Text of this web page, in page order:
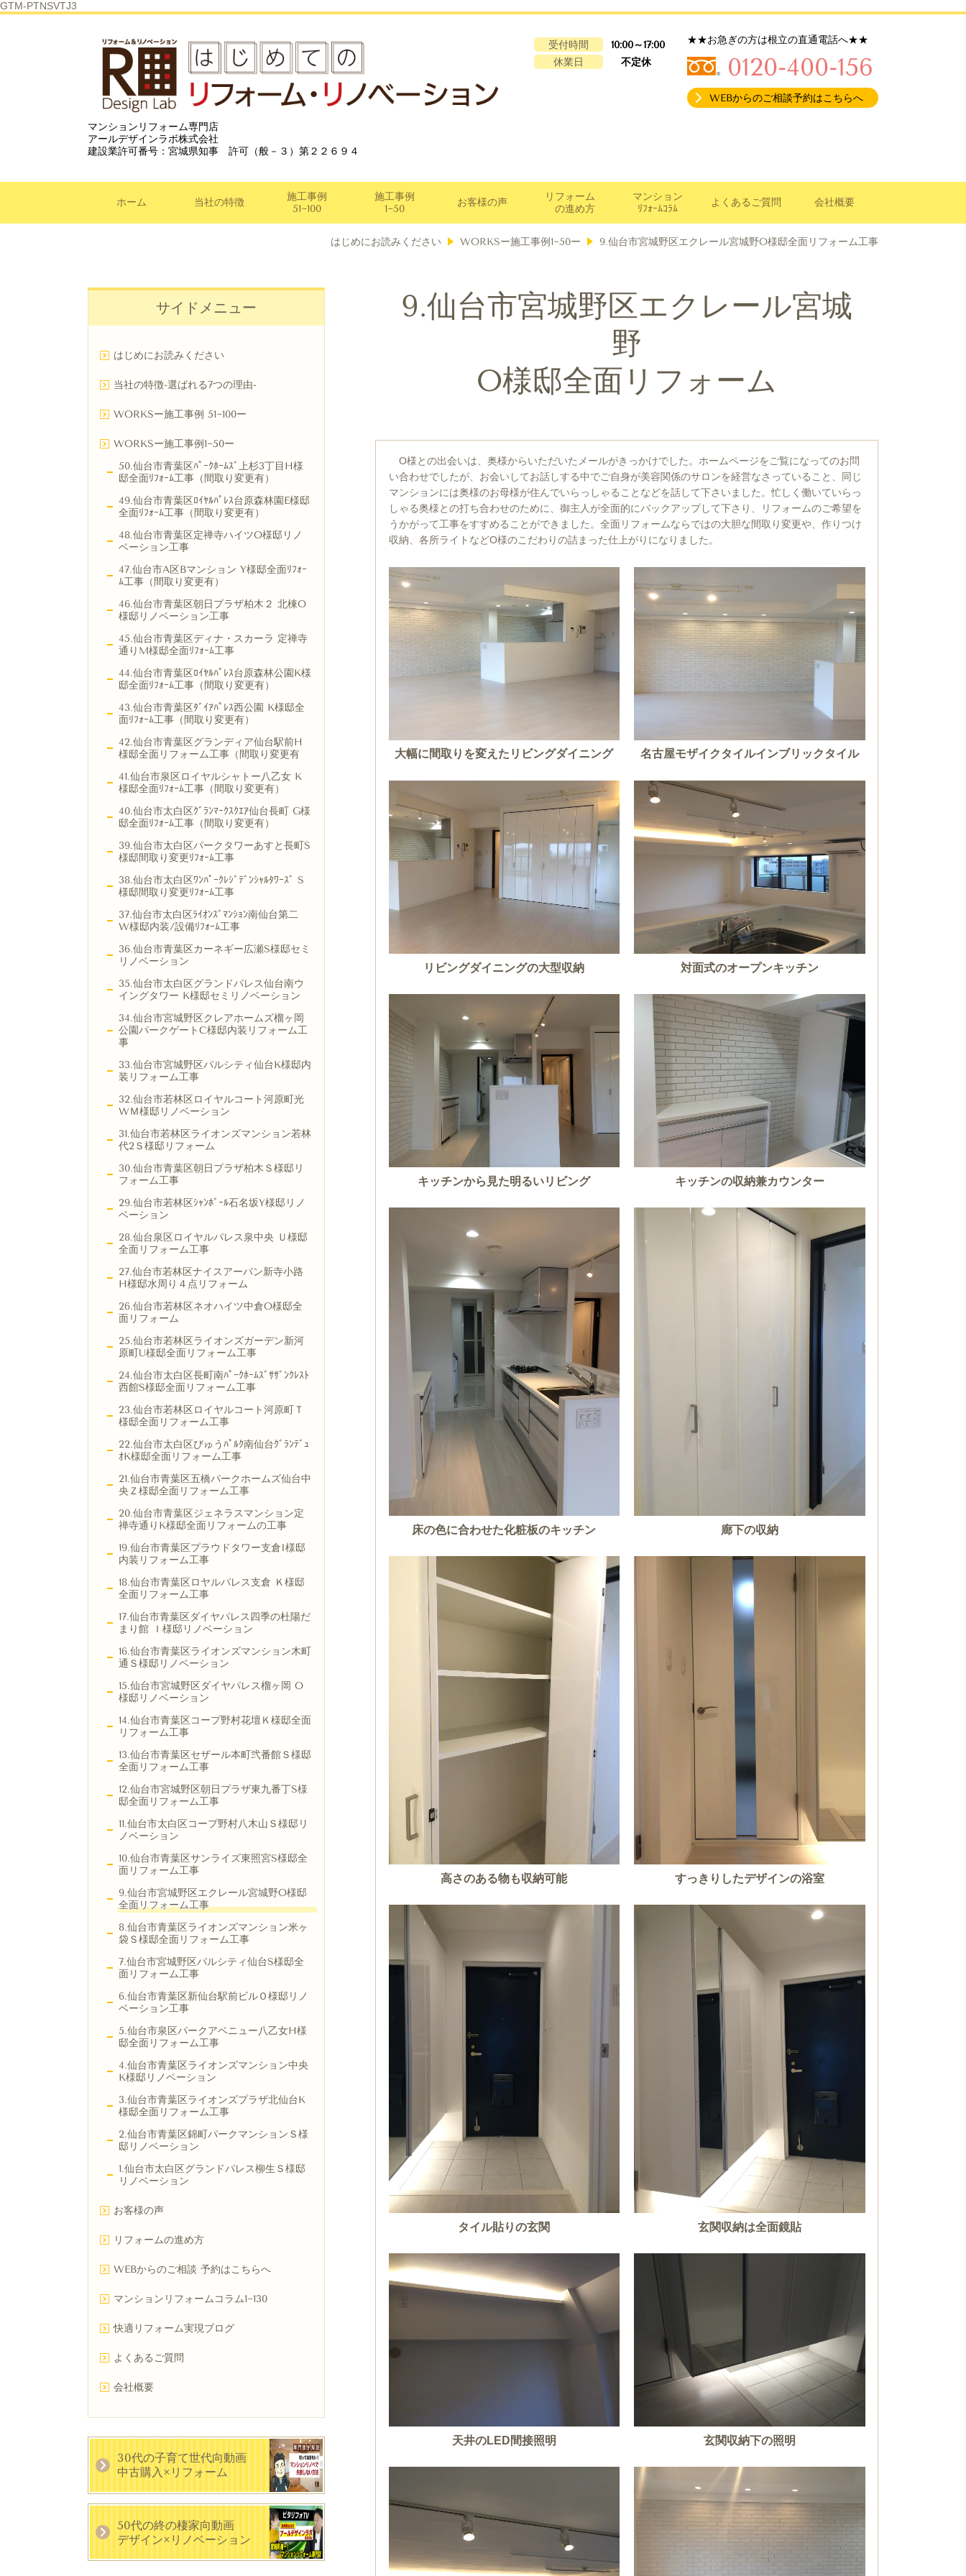
GTM-PTNSVTJ3
マンションリフォーム専門店
アールデザインラボ株式会社
建設業許可番号：宮城県知事 許可（般－３）第２２６９４
受付時間
10:00～17:00
休業日
不定休
★★お急ぎの方は根立の直通電話へ★★
0120-400-156
WEBからのご相談予約はこちらへ
ホーム 当社の特徴
施工事例
51~100
施工事例
1~50
お客様の声
リフォーム
の進め方
マンション
ﾘﾌｫｰﾑｺﾗﾑ
よくあるご質問 会社概要
はじめにお読みください WORKSー施工事例1~50ー 9.仙台市宮城野区エクレール宮城野O様邸全面リフォーム工事
9.仙台市宮城野区エクレール宮城
野
O様邸全面リフォーム
O様との出会いは、奥様からいただいたメールがきっかけでした。ホームページをご覧になってのお問
い合わせでしたが、お会いしてお話しする中でご自身が美容関係のサロンを経営なさっていること、同じ
マンションには奥様のお母様が住んでいらっしゃることなどを話して下さいました。忙しく働いていらっ
しゃる奥様との打ち合わせのために、御主人が全面的にバックアップして下さり、リフォームのご希望を
うかがって工事をすすめることができました。全面リフォームならではの大胆な間取り変更や、作りつけ
収納、各所ライトなどO様のこだわりの詰まった仕上がりになりました。
大幅に間取りを変えたリビングダイニング 名古屋モザイクタイルインブリックタイル
リビングダイニングの大型収納 対面式のオープンキッチン
キッチンから見た明るいリビング キッチンの収納兼カウンター
床の色に合わせた化粧板のキッチン 廊下の収納
高さのある物も収納可能 すっきりしたデザインの浴室
タイル貼りの玄関 玄関収納は全面鏡貼
天井のLED間接照明 玄関収納下の照明
サイドメニュー
はじめにお読みください
当社の特徴-選ばれる7つの理由-
WORKSー施工事例 51~100ー
WORKSー施工事例1~50ー
50.仙台市青葉区ﾊﾟｰｸﾎｰﾑｽﾞ上杉3丁目H様
邸全面ﾘﾌｫｰﾑ工事（間取り変更有）
49.仙台市青葉区ﾛｲﾔﾙﾊﾟﾚｽ台原森林園E様邸
全面ﾘﾌｫｰﾑ工事（間取り変更有）
48.仙台市青葉区定禅寺ハイツO様邸リノ
ベーション工事
47.仙台市A区Bマンション Y様邸全面ﾘﾌｫｰ
ﾑ工事（間取り変更有）
46.仙台市青葉区朝日プラザ柏木２ 北棟O
様邸リノベーション工事
45.仙台市青葉区ディナ・スカーラ 定禅寺
通りM様邸全面ﾘﾌｫｰﾑ工事
44.仙台市青葉区ﾛｲﾔﾙﾊﾟﾚｽ台原森林公園K様
邸全面ﾘﾌｫｰﾑ工事（間取り変更有）
43.仙台市青葉区ﾀﾞｲｱﾊﾟﾚｽ西公園 K様邸全
面ﾘﾌｫｰﾑ工事（間取り変更有）
42.仙台市青葉区グランディア仙台駅前H
様邸全面リフォーム工事（間取り変更有
41.仙台市泉区ロイヤルシャトー八乙女 K
様邸全面ﾘﾌｫｰﾑ工事（間取り変更有）
40.仙台市太白区ｸﾞﾗﾝﾏｰｸｽｸｴｱ仙台長町 G様
邸全面ﾘﾌｫｰﾑ工事（間取り変更有）
39.仙台市太白区パークタワーあすと長町S
様邸間取り変更ﾘﾌｫｰﾑ工事
38.仙台市太白区ﾜﾝﾊﾟｰｸﾚｼﾞﾃﾞﾝｼｬﾙﾀﾜｰｽﾞ S
様邸間取り変更ﾘﾌｫｰﾑ工事
37.仙台市太白区ﾗｲｵﾝｽﾞﾏﾝｼｮﾝ南仙台第二
W様邸内装/設備ﾘﾌｫｰﾑ工事
36.仙台市青葉区カーネギー広瀬S様邸セミ
リノベーション
35.仙台市太白区グランドパレス仙台南ウ
イングタワー K様邸セミリノベーション
34.仙台市宮城野区クレアホームズ榴ヶ岡
公園パークゲートC様邸内装リフォーム工
事
33.仙台市宮城野区パルシティ仙台K様邸内
装リフォーム工事
32.仙台市若林区ロイヤルコート河原町光
WＭ様邸リノベーション
31.仙台市若林区ライオンズマンション若林
代2Ｓ様邸リフォーム
30.仙台市青葉区朝日プラザ柏木Ｓ様邸リ
フォーム工事
29.仙台市若林区ｼｬﾝﾎﾞｰﾙ石名坂Y様邸リノ
ベーション
28.仙台泉区ロイヤルパレス泉中央 Ｕ様邸
全面リフォーム工事
27.仙台市若林区ナイスアーバン新寺小路
H様邸水周り４点リフォーム
26.仙台市若林区ネオハイツ中倉O様邸全
面リフォーム
25.仙台市若林区ライオンズガーデン新河
原町U様邸全面リフォーム工事
24.仙台市太白区長町南ﾊﾟｰｸﾎｰﾑｽﾞｻｻﾞﾝｸﾚｽﾄ
西館S様邸全面リフォーム工事
23.仙台市若林区ロイヤルコート河原町Ｔ
様邸全面リフォーム工事
22.仙台市太白区びゅうﾊﾟﾙｸ南仙台ｸﾞﾗﾝﾃﾞｭ
ｵK様邸全面リフォーム工事
21.仙台市青葉区五橋パークホームズ仙台中
央Ｚ様邸全面リフォーム工事
20.仙台市青葉区ジェネラスマンション定
禅寺通りK様邸全面リフォームの工事
19.仙台市青葉区プラウドタワー支倉I様邸
内装リフォーム工事
18.仙台市青葉区ロヤルパレス支倉 Ｋ様邸
全面リフォーム工事
17.仙台市青葉区ダイヤパレス四季の杜陽だ
まり館 Ｉ様邸リノベーション
16.仙台市青葉区ライオンズマンション木町
通Ｓ様邸リノベーション
15.仙台市宮城野区ダイヤパレス榴ヶ岡 O
様邸リノベーション
14.仙台市青葉区コープ野村花壇Ｋ様邸全面
リフォーム工事
13.仙台市青葉区セザール本町弐番館Ｓ様邸
全面リフォーム工事
12.仙台市宮城野区朝日プラザ東九番丁S様
邸全面リフォーム工事
11.仙台市太白区コープ野村八木山Ｓ様邸リ
ノベーション
10.仙台市青葉区サンライズ東照宮S様邸全
面リフォーム工事
9.仙台市宮城野区エクレール宮城野O様邸
全面リフォーム工事
8.仙台市青葉区ライオンズマンション米ヶ
袋Ｓ様邸全面リフォーム工事
7.仙台市宮城野区パルシティ仙台S様邸全
面リフォーム工事
6.仙台市青葉区新仙台駅前ビルＯ様邸リノ
ベーション工事
5.仙台市泉区パークアベニュー八乙女H様
邸全面リフォーム工事
4.仙台市青葉区ライオンズマンション中央
K様邸リノベーション
3.仙台市青葉区ライオンズプラザ北仙台K
様邸全面リフォーム工事
2.仙台市青葉区錦町パークマンションＳ様
邸リノベーション
1.仙台市太白区グランドパレス柳生Ｓ様邸
リノベーション
お客様の声
リフォームの進め方
WEBからのご相談 予約はこちらへ
マンションリフォームコラム1~130
快適リフォーム実現ブログ
よくあるご質問
会社概要
30代の子育て世代向動画
中古購入×リフォーム
50代の終の棲家向動画
デザイン×リノベーション